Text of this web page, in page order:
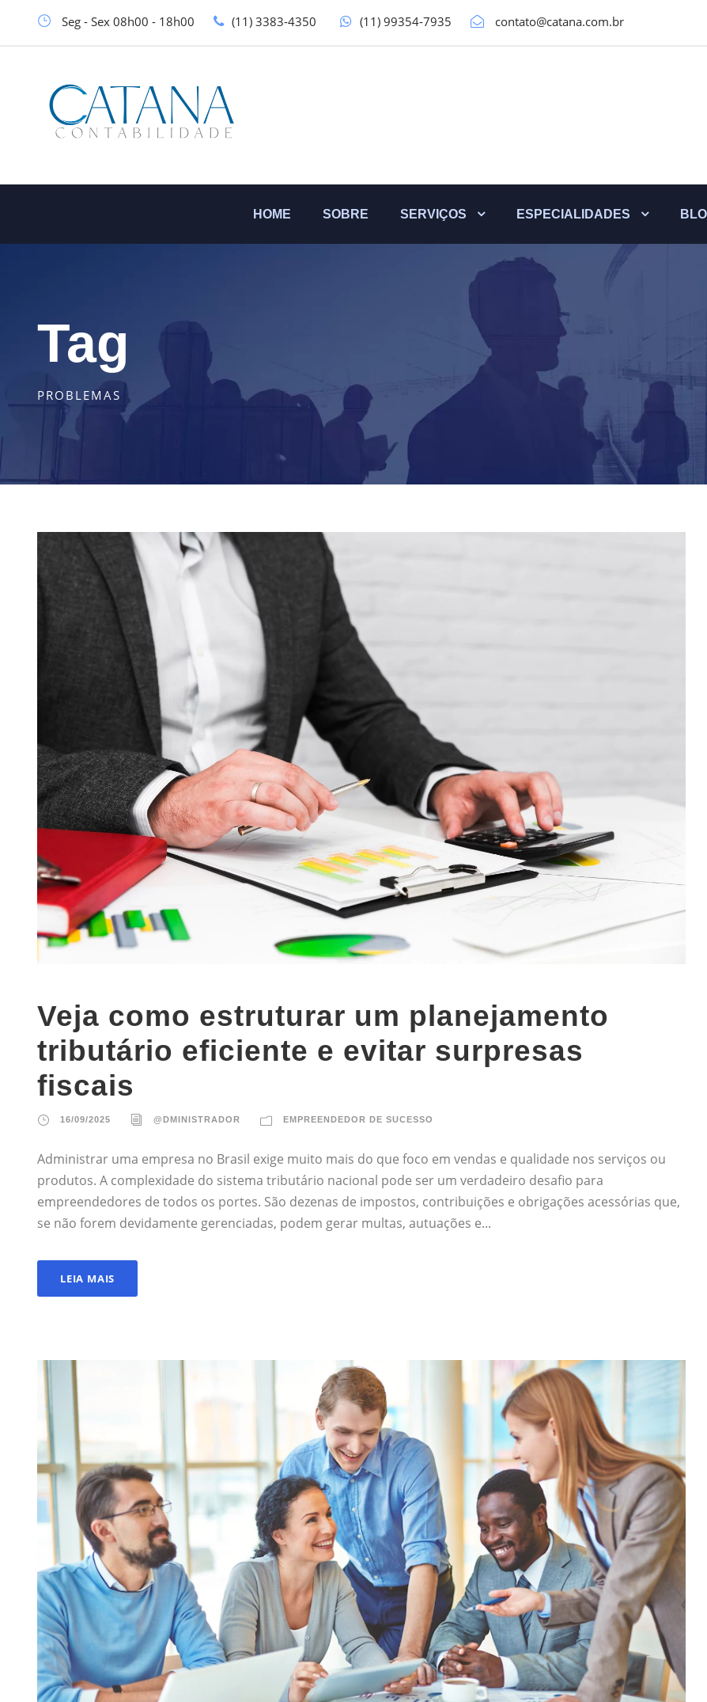
Seg - Sex 08h00 - 18h00 (11) 3383-4350 (11) 99354-7935 contato@catana.com.br
HOME SOBRE SERVIÇOS ESPECIALIDADES
Tag
PROBLEMAS
Veja como estruturar um planejamento
tributário eficiente e evitar surpresas
fiscais
16/09/2025 @DMINISTRADOR EMPREENDEDOR DE SUCESSO
Administrar uma empresa no Brasil exige muito mais do que foco em vendas e qualidade nos serviços ou
produtos. A complexidade do sistema tributário nacional pode ser um verdadeiro desafio para
empreendedores de todos os portes. São dezenas de impostos, contribuições e obrigações acessórias que,
se não forem devidamente gerenciadas, podem gerar multas, autuações e...
LEIA MAIS